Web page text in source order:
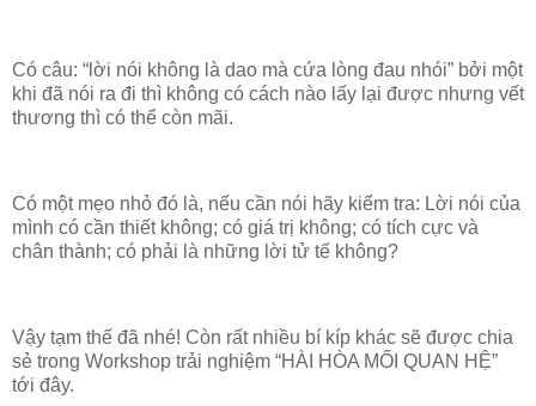
Có câu: “lời nói không là dao mà cứa lòng đau nhói” bởi một
khi đã nói ra đi thì không có cách nào lấy lại được nhưng vết
thương thì có thể còn mãi.
Có một mẹo nhỏ đó là, nếu cần nói hãy kiểm tra: Lời nói của
mình có cần thiết không; có giá trị không; có tích cực và
chân thành; có phải là những lời tử tế không?
Vậy tạm thế đã nhé! Còn rất nhiều bí kíp khác sẽ được chia
sẻ trong Workshop trải nghiệm “HÀI HÒA MỐI QUAN HỆ”
tới đây.